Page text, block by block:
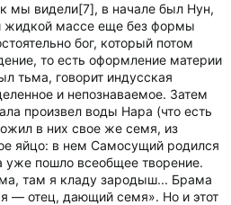
мы видели[7], в начале был Нун,
жидкой массе еще без формы
бог, который потом
то есть оформление материи
тьма, говорит индусская
и непознаваемое. Затем
произвел воды Нара (что есть
в них свое же семя, из
яйцо: в нем Самосущий родился
уже пошло всеобщее творение.
там я кладу зародыш... Брама
— отец, дающий семя». Но и этот